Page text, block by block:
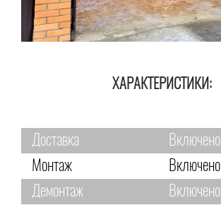
ХАРАКТЕРИСТИКИ:
Доставка
Включено
Монтаж
Включено
Демонтаж
Включено